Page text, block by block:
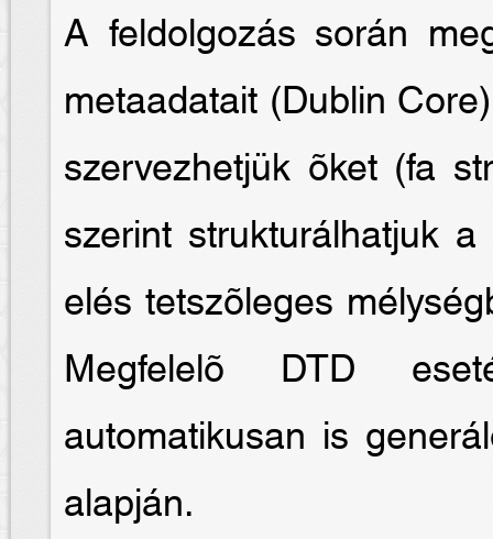
A feldolgozás során
metaadatait (Dublin
szervezhetjük õket (fa
szerint strukturálhatjuk
elés tetszõleges
Megfelelõ DTD
automatikusan is
alapján.